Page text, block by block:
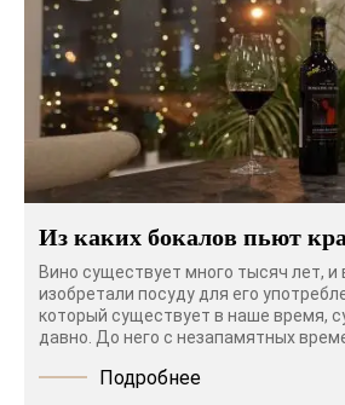
Из каких бокалов пьют
Вино существует много тысяч лет,
изобретали посуду для его
который существует в наше время,
давно. До него с незапамятных
Подробнее